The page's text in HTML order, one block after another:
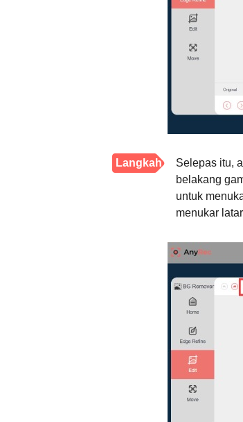
Langkah
Selepas itu,
belakang
untuk
menukar